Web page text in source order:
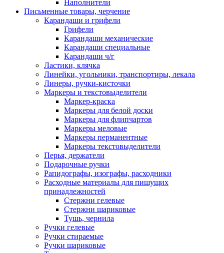
Наполнители
Письменные товары, черчение
Карандаши и грифели
Грифели
Карандаши механические
Карандаши специальные
Карандаши ч/г
Ластики, клячка
Линейки, угольники, транспортиры, лекала
Линеры, ручки-кисточки
Маркеры и текстовыделители
Маркер-краска
Маркеры для белой доски
Маркеры для флипчартов
Маркеры меловые
Маркеры перманентные
Маркеры текстовыделители
Перья, держатели
Подарочные ручки
Рапидографы, изографы, расходники
Расходные материалы для пишущих
принадлежностей
Стержни гелевые
Стержни шариковые
Тушь, чернила
Ручки гелевые
Ручки стираемые
Ручки шариковые